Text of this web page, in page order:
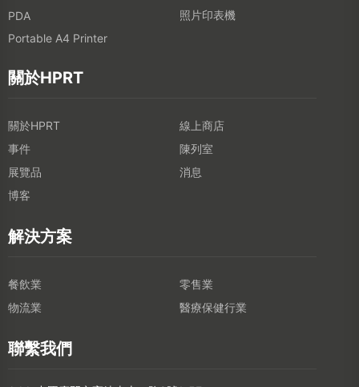
PDA
照片印表機
Portable A4 Printer
關於HPRT
關於HPRT
線上商店
事件
陳列室
展覽品
消息
博客
解決方案
餐飲業
零售業
物流業
醫療保健行業
聯繫我們